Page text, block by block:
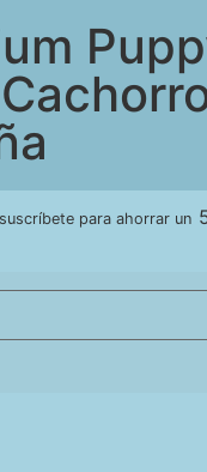
para ahorrar un